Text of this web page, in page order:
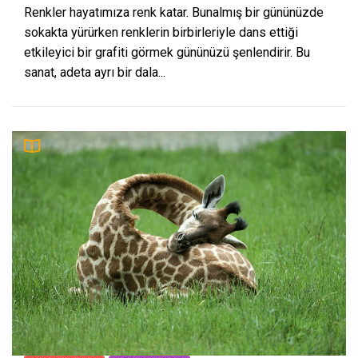
Renkler hayatımıza renk katar. Bunalmış bir gününüzde
sokakta yürürken renklerin birbirleriyle dans ettiği
etkileyici bir grafiti görmek gününüzü şenlendirir. Bu
sanat, adeta ayrı bir dala...